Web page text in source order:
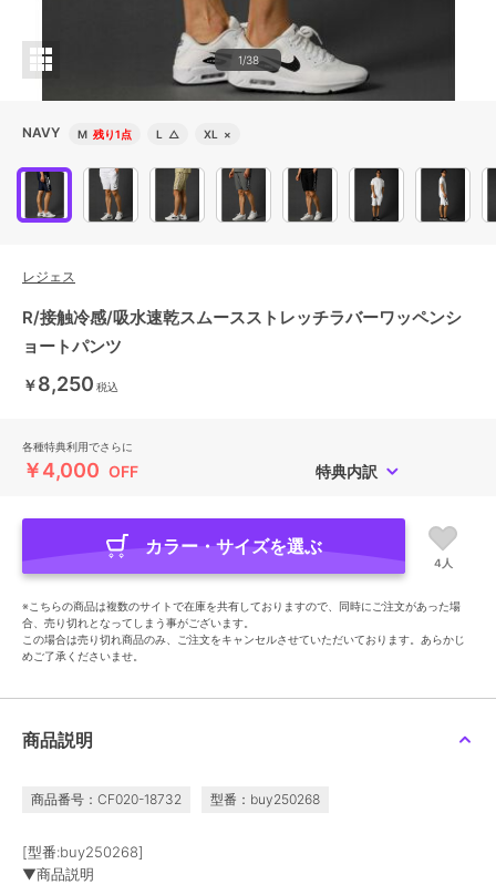
1/38
NAVY M 残り1点 L △ XL ×
レジェス
R/接触冷感/吸水速乾スムースストレッチラバーワッペンシ
ョートパンツ
￥8,250 税込
各種特典利用でさらに
￥4,000 OFF 特典内訳
カラー・サイズを選ぶ
4人
※こちらの商品は複数のサイトで在庫を共有しておりますので、同時にご注文があった場
合、売り切れとなってしまう事がございます。
この場合は売り切れ商品のみ、ご注文をキャンセルさせていただいております。あらかじ
めご了承くださいませ。
商品説明
商品番号：CF020-18732 型番：buy250268
[型番:buy250268]
▼商品説明